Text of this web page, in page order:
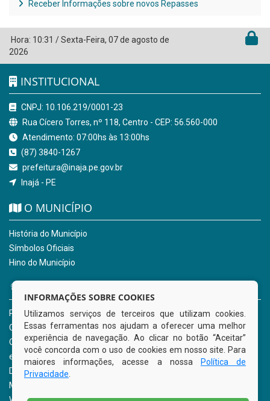
Receber Informações sobre novos Repasses
Hora: 10:31 /Sexta-Feira, 07 de agosto de
2026
INSTITUCIONAL
CNPJ: 10.106.219/0001-23
Rua Cícero Torres, nº 118, Centro - CEP: 56.560-000
Atendimento: 07:00hs às 13:00hs
(87) 3840-1267
prefeitura@inaja.pe.gov.br
Inajá - PE
O MUNICÍPIO
História do Município
Símbolos Oficiais
Hino do Município
Portal da Transparência
Carta de Serviços ao Usuário
Ouvidoria Municipal
e-SIC
Diário Oficial
Mapa do Site
INFORMAÇÕES SOBRE COOKIES
Utilizamos serviços de terceiros que utilizam cookies.
Essas ferramentas nos ajudam a oferecer uma melhor
experiência de navegação. Ao clicar no botão “Aceitar”
você concorda com o uso de cookies em nosso site. Para
maiores informações, acesse a nossa
Política de
Privacidade